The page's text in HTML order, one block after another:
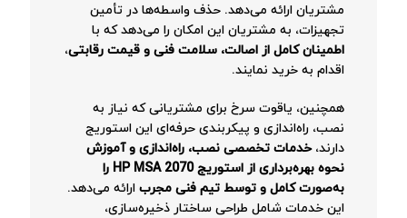
مشتریان ارائه می‌دهد. حذف واسطه‌ها در تأمین
تجهیزات، به مشتریان این امکان را می‌دهد که با
اطمینان کامل از اصالت، سلامت فنی و قیمت رقابتی،
اقدام به خرید نمایند.
همچنین، یاقوت سرخ برای مشتریانی که نیاز به
نصب، راه‌اندازی و پیکربندی حرفه‌ای این استوریج
دارند،خدمات تخصصی نصب، راه‌اندازی و آموزش
نحوه بهره‌برداری از استوریج HP MSA 2070 را
به‌صورت کامل و توسط تیم فنی مجرب ارائه می‌دهد.
این خدمات شامل طراحی ساختار ذخیره‌سازی،